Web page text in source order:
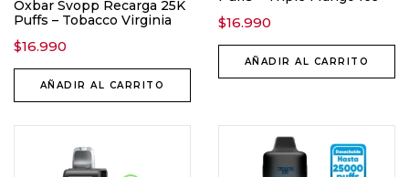
Oxbar Svopp Recarga 25K
Puffs – Tobacco Virginia
$16.990
AÑADIR AL CARRITO
$16.990
AÑADIR AL CARRITO